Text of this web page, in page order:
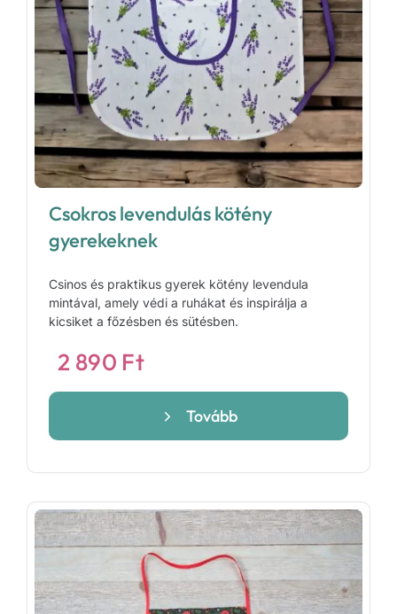
Csokros levendulás kötény
gyerekeknek
Csinos és praktikus gyerek kötény levendula
mintával, amely védi a ruhákat és inspirálja a
kicsiket a főzésben és sütésben.
2 890 Ft
Tovább